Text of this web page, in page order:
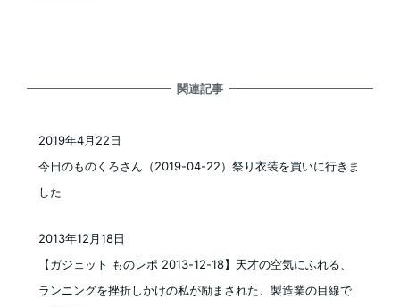
関連記事
今日のものくろさん（2019-04-22）祭り衣装を買いに行きま
した
2019年4月22日
【ガジェット ものレポ 2013-12-18】天才の空気にふれる、
ランニングを挫折しかけの私が励まされた、製造業の目線で
2013年12月18日